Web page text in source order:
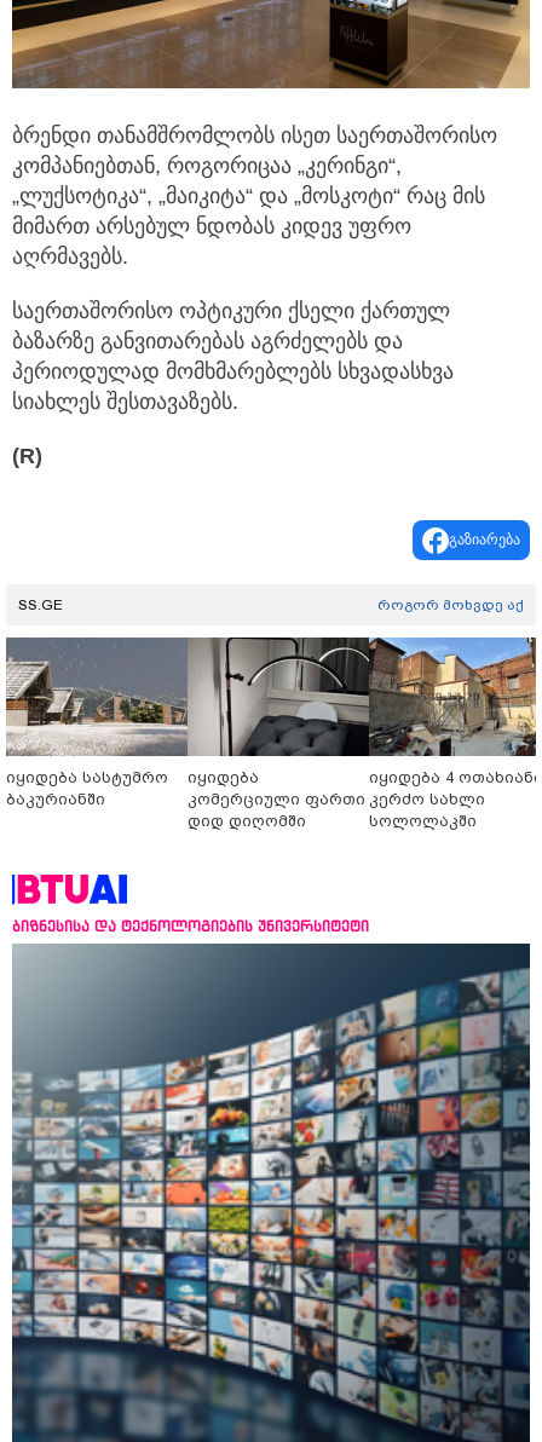
ბრენდი თანამშრომლობს ისეთ საერთაშორისო
კომპანიებთან, როგორიცაა „კერინგი“,
„ლუქსოტიკა“, „მაიკიტა“ და „მოსკოტი“ რაც მის
მიმართ არსებულ ნდობას კიდევ უფრო
აღრმავებს.
საერთაშორისო ოპტიკური ქსელი ქართულ
ბაზარზე განვითარებას აგრძელებს და
პერიოდულად მომხმარებლებს სხვადასხვა
სიახლეს შესთავაზებს.
(R)
გაზიარება
SS.GE როგორ მოხვდე აქ
იყიდება სასტუმრო
ბაკურიანში
იყიდება
კომერციული ფართი
დიდ დიღომში
იყიდება 4 ოთახიანი
კერძო სახლი
სოლოლაკში
ბიზნესისა და ტექნოლოგიების უნივერსიტეტი